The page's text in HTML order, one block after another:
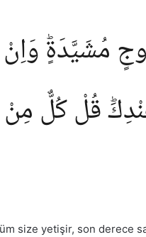
مُشَيَّدَةٍؕ
قُلْ كُلٌّ مِنْ
size yetişir, son derece